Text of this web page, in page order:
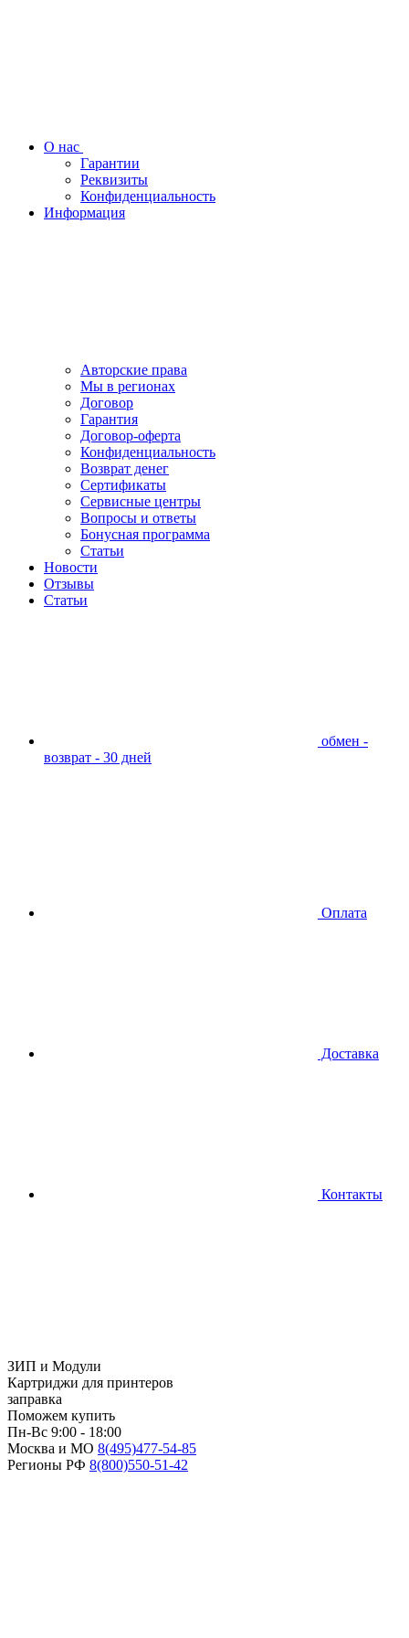
О нас
Гарантии
Реквизиты
Конфиденциальность
Информация
Авторские права
Мы в регионах
Договор
Гарантия
Договор-оферта
Конфиденциальность
Возврат денег
Сертификаты
Сервисные центры
Вопросы и ответы
Бонусная программа
Статьи
Новости
Отзывы
Статьи
обмен -
возврат - 30 дней
Оплата
Доставка
Контакты
ЗИП и Модули
Картриджи для принтеров
заправка
Поможем купить
Пн-Вс 9:00 - 18:00
Москва и МО 8(495)477-54-85
Регионы РФ 8(800)550-51-42